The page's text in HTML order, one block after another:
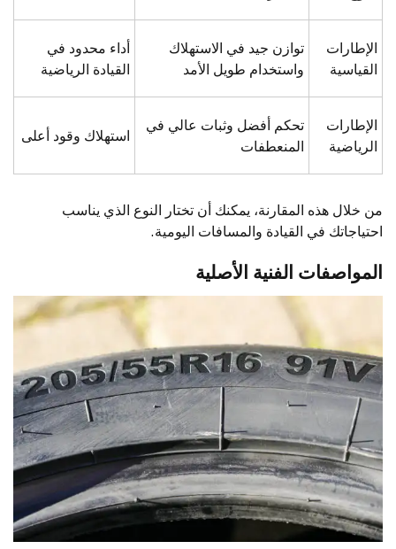
الإطارات
القياسية
توازن جيد في الاستهلاك
واستخدام طويل الأمد
أداء محدود في
القيادة الرياضية
الإطارات
الرياضية
تحكم أفضل وثبات عالي في
المنعطفات
استهلاك وقود أعلى
من خلال هذه المقارنة، يمكنك أن تختار النوع الذي يناسب
احتياجاتك في القيادة والمسافات اليومية.
المواصفات الفنية الأصلية